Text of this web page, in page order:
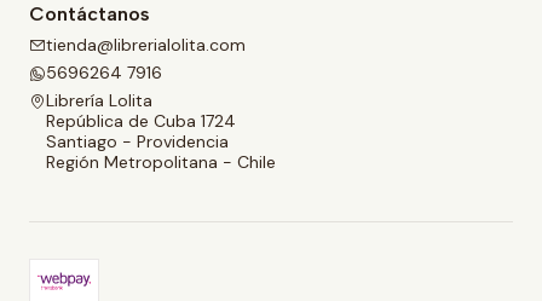
Contáctanos
tienda@librerialolita.com
5696264 7916
Librería Lolita
República de Cuba 1724
Santiago - Providencia
Región Metropolitana - Chile